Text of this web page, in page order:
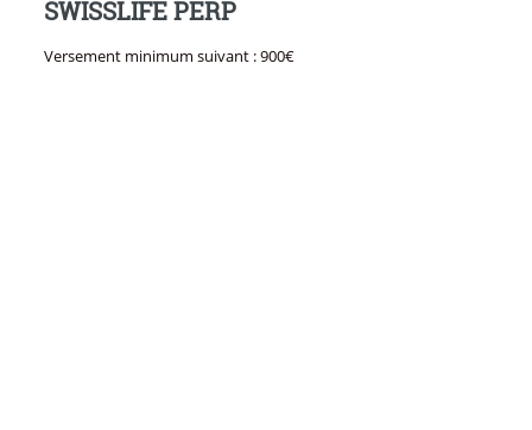
SWISSLIFE PERP
Versement minimum suivant : 900€